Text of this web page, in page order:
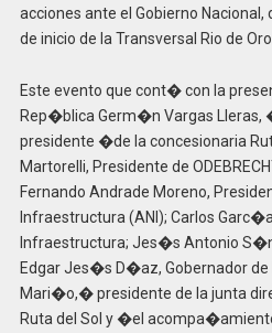
acciones ante el Gobierno
de inicio de la Transversal Rio de
Este evento que cont� con la
Rep�blica Germ�n Vargas Lleras,
presidente �de la concesionaria
Martorelli, Presidente de
Fernando Andrade Moreno,
Infraestructura (ANI); Carlos
Infraestructura; Jes�s Antonio
Edgar Jes�s D�az, Gobernador
Mari�o,� presidente de la junta
Ruta del Sol y �el